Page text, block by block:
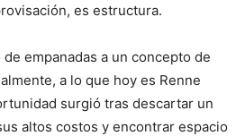
es estructura.
empanadas a un concepto de
a lo que hoy es Renne
surgió tras descartar un
altos costos y encontrar espacio